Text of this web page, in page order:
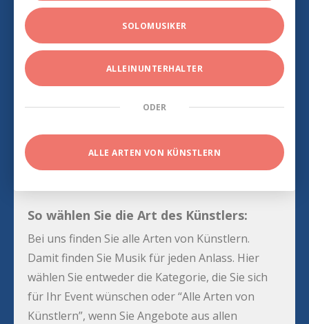
SOLOMUSIKER
ALLEINUNTERHALTER
ODER
ALLE ARTEN VON KÜNSTLERN
So wählen Sie die Art des Künstlers:
Bei uns finden Sie alle Arten von Künstlern.
Damit finden Sie Musik für jeden Anlass. Hier
wählen Sie entweder die Kategorie, die Sie sich
für Ihr Event wünschen oder “Alle Arten von
Künstlern”, wenn Sie Angebote aus allen